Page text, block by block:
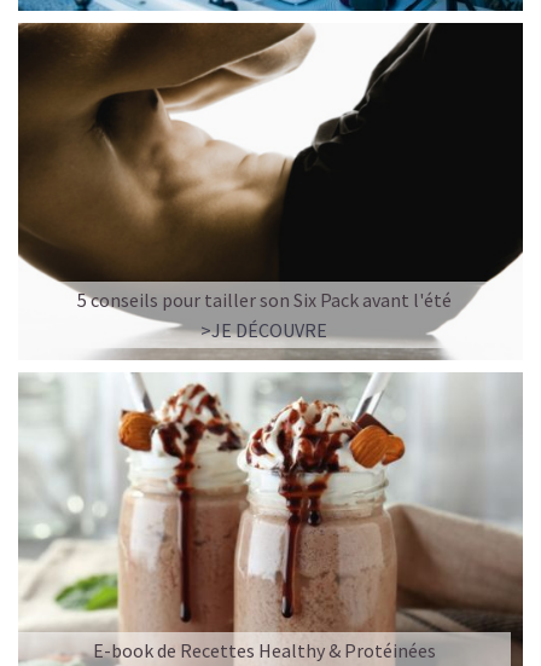
5 conseils pour tailler son Six Pack avant l'été
>JE DÉCOUVRE
E-book de Recettes Healthy & Protéinées